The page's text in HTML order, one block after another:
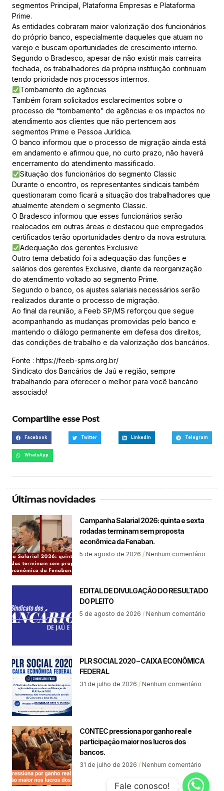
segmentos Principal, Plataforma Empresas e Plataforma
Prime.
As entidades cobraram maior valorização dos funcionários
do próprio banco, especialmente daqueles que atuam no
varejo e buscam oportunidades de crescimento interno.
Segundo o Bradesco, apesar de não existir mais carreira
fechada, os trabalhadores da própria instituição continuam
tendo prioridade nos processos internos.
Tombamento de agências
Também foram solicitados esclarecimentos sobre o
processo de “tombamento” de agências e os impactos no
atendimento aos clientes que não pertencem aos
segmentos Prime e Pessoa Jurídica.
O banco informou que o processo de migração ainda está
em andamento e afirmou que, no curto prazo, não haverá
encerramento do atendimento massificado.
Situação dos funcionários do segmento Classic
Durante o encontro, os representantes sindicais também
questionaram como ficará a situação dos trabalhadores que
atualmente atendem o segmento Classic.
O Bradesco informou que esses funcionários serão
realocados em outras áreas e destacou que empregados
certificados terão oportunidades dentro da nova estrutura.
Adequação dos gerentes Exclusive
Outro tema debatido foi a adequação das funções e
salários dos gerentes Exclusive, diante da reorganização
do atendimento voltado ao segmento Prime.
Segundo o banco, os ajustes salariais necessários serão
realizados durante o processo de migração.
Ao final da reunião, a Feeb SP/MS reforçou que segue
acompanhando as mudanças promovidas pelo banco e
mantendo o diálogo permanente em defesa dos direitos,
das condições de trabalho e da valorização dos bancários.
Fonte : https://feeb-spms.org.br/
Sindicato dos Bancários de Jaú e região, sempre
trabalhando para oferecer o melhor para você bancário
associado!
Compartilhe esse Post
Facebook Twitter LinkedIn Telegram
WhatsApp
Últimas novidades
Campanha Salarial 2026: quinta e sexta
rodadas terminam sem proposta
econômica da Fenaban.
5 de agosto de 2026 Nenhum comentário
EDITAL DE DIVULGAÇÃO DO RESULTADO
DO PLEITO
5 de agosto de 2026 Nenhum comentário
PLR SOCIAL 2020 – CAIXA ECONÔMICA
FEDERAL
31 de julho de 2026 Nenhum comentário
CONTEC pressiona por ganho real e
participação maior nos lucros dos
bancos.
31 de julho de 2026 Nenhum comentário
Fale conosco!